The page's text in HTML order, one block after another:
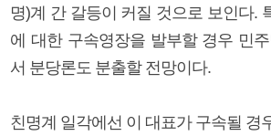
명)계 간 갈등이 커질 것으로 보인다.
에 대한 구속영장을 발부할 경우 민
서 분당론도 분출할 전망이다.
친명계 일각에선 이 대표가 구속될 경